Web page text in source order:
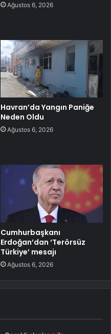
Ağustos 6, 2026
Havran’da Yangın Paniğe
Neden Oldu
Ağustos 6, 2026
Cumhurbaşkanı
Erdoğan’dan ‘Terörsüz
Türkiye’ mesajı
Ağustos 6, 2026